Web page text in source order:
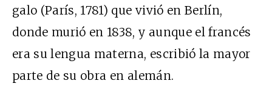
galo (París, 1781) que vivió en Berlín,
donde murió en 1838, y aunque el francés
era su lengua materna, escribió la mayor
parte de su obra en alemán.